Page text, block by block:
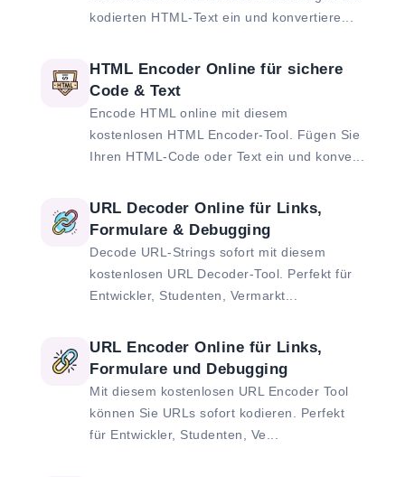
kodierten HTML-Text ein und konvertiere...
HTML Encoder Online für sichere
Code & Text
Encode HTML online mit diesem
kostenlosen HTML Encoder-Tool. Fügen Sie
Ihren HTML-Code oder Text ein und konve...
URL Decoder Online für Links,
Formulare & Debugging
Decode URL-Strings sofort mit diesem
kostenlosen URL Decoder-Tool. Perfekt für
Entwickler, Studenten, Vermarkt...
URL Encoder Online für Links,
Formulare und Debugging
Mit diesem kostenlosen URL Encoder Tool
können Sie URLs sofort kodieren. Perfekt
für Entwickler, Studenten, Ve...